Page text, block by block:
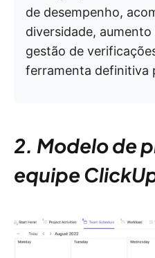
de desempenho,
diversidade,
gestão de
ferramenta definitiva
2. Modelo de
equipe